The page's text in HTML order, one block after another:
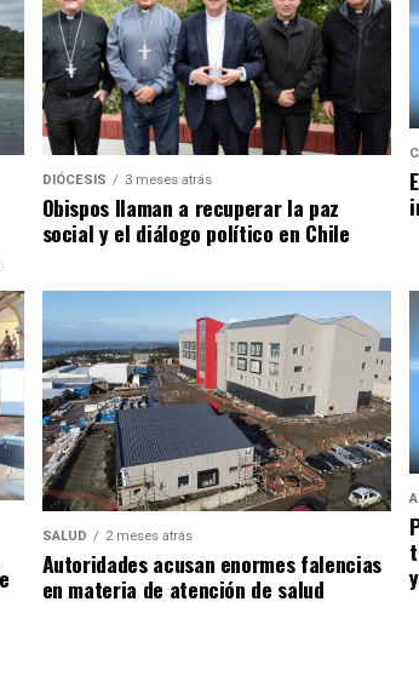
DIÓCESIS 3 meses atrás
Obispos llaman a recuperar la paz
social y el diálogo político en Chile
SALUD 2 meses atrás
Autoridades acusan enormes falencias
en materia de atención de salud